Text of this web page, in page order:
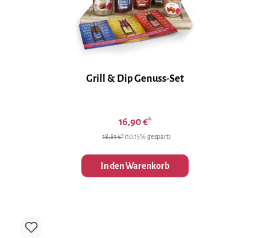
Grill & Dip Genuss-Set
16,90 €*
18,81 €* (10.15% gespart)
In den Warenkorb